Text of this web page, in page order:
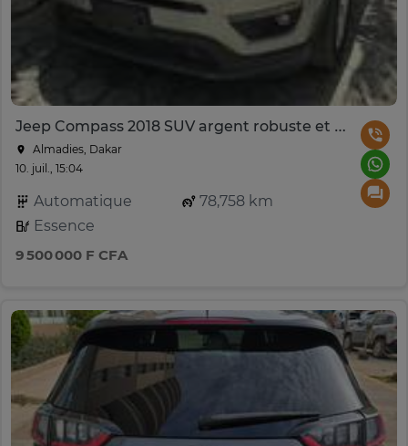
Jeep Compass 2018 SUV argent robuste et polyvalent
Almadies, Dakar
10. juil., 15:04
Automatique
78,758 km
Essence
9 500 000 F CFA